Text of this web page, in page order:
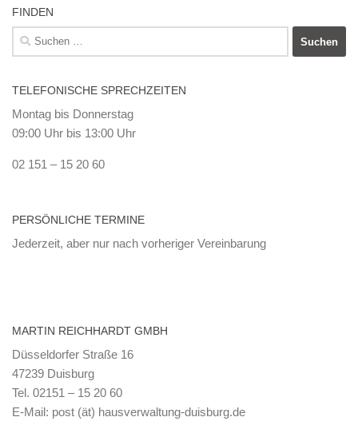
FINDEN
Suchen
nach:
TELEFONISCHE SPRECHZEITEN
Montag bis Donnerstag
09:00 Uhr bis 13:00 Uhr
02 151 – 15 20 60
PERSÖNLICHE TERMINE
Jederzeit, aber nur nach vorheriger Vereinbarung
MARTIN REICHHARDT GMBH
Düsseldorfer Straße 16
47239 Duisburg
Tel. 02151 – 15 20 60
E-Mail: post (ät) hausverwaltung-duisburg.de